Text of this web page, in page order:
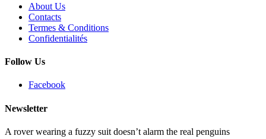
About Us
Contacts
Termes & Conditions
Confidentialités
Follow Us
Facebook
Newsletter
A rover wearing a fuzzy suit doesn’t alarm the real penguins